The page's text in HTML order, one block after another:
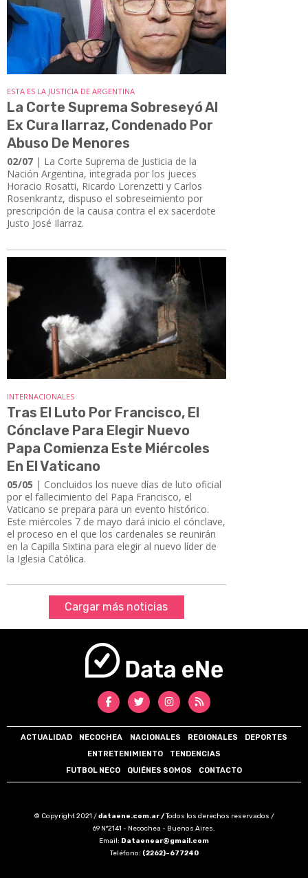
ESTA ES LA JUSTICIA DE ARGENTINA
La Corte Suprema Sobreseyó Al
Ex Cura Ilarraz, Condenado Por
Abuso De Menores
02/07 | La Corte Suprema de Justicia de la
Nación Argentina, integrada por los jueces
Horacio Rosatti, Ricardo Lorenzetti y Carlos
Rosenkrantz, dispuso el sobreseimiento por
prescripción de la causa contra el ex sacerdote
Justo José Ilarraz.
INTERNACIONALES
Tras El Luto Por Francisco, El
Cónclave Para Elegir Nuevo
Papa Comienza Este Miércoles
En El Vaticano
05/05 | Concluidos los nueve días de luto oficial
por el fallecimiento del Papa Francisco, el
Vaticano se prepara para un evento histórico.
Este miércoles 7 de mayo dará inicio el cónclave,
el proceso en el que los cardenales se reunirán
en la Capilla Sixtina para elegir al nuevo líder de
la Iglesia Católica.
Cargar más noticias
ACTUALIDAD NECOCHEA NACIONALES REGIONALES
DEPORTES
ENTRETENIMIENTO
TENDENCIAS
FUTBOL NECO
QUIÉNES SOMOS CONTACTO
© Copyright 2021 /dataene.com.ar /Todos los derechos reservados /
69 N°2141 - Necochea - Buenos Aires.
Email: Dataenear@gmail.com
Teléfono: (2262)-677240